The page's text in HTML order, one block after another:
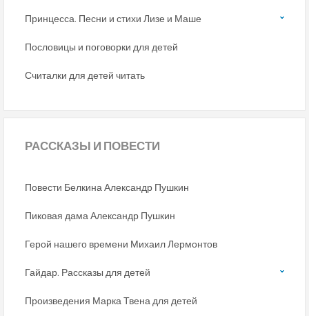
Принцесса. Песни и стихи Лизе и Маше
Пословицы и поговорки для детей
Считалки для детей читать
РАССКАЗЫ И ПОВЕСТИ
Повести Белкина Александр Пушкин
Пиковая дама Александр Пушкин
Герой нашего времени Михаил Лермонтов
Гайдар. Рассказы для детей
Произведения Марка Твена для детей